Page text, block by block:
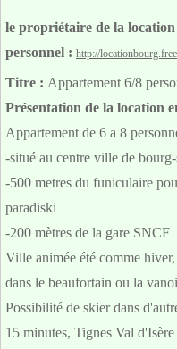
le propriétaire de la location
personnel : http://
Titre : Appartement 6/8
Présentation de la location
Appartement de 6 a 8
-situé au centre ville de
-500 metres du funiculaire
paradiski
-200 mètres de la gare SNCF
Ville animée été comme
dans le beaufortain ou la
Possibilité de skier dans
15 minutes, Tignes Val